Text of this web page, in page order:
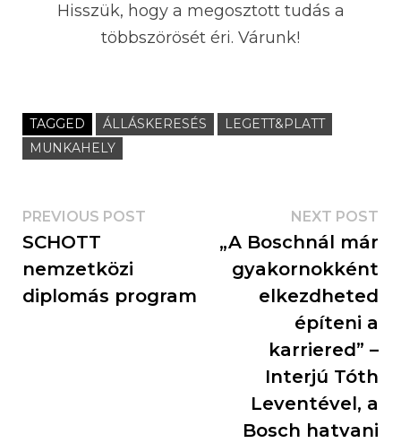
Hisszük, hogy a megosztott tudás a
többszörösét éri. Várunk!
TAGGED ÁLLÁSKERESÉS
LEGETT&PLATT
MUNKAHELY
PREVIOUS POST
SCHOTT
nemzetközi
diplomás program
NEXT POST
„A Boschnál már
gyakornokként
elkezdheted
építeni a
karriered” –
Interjú Tóth
Leventével, a
Bosch hatvani